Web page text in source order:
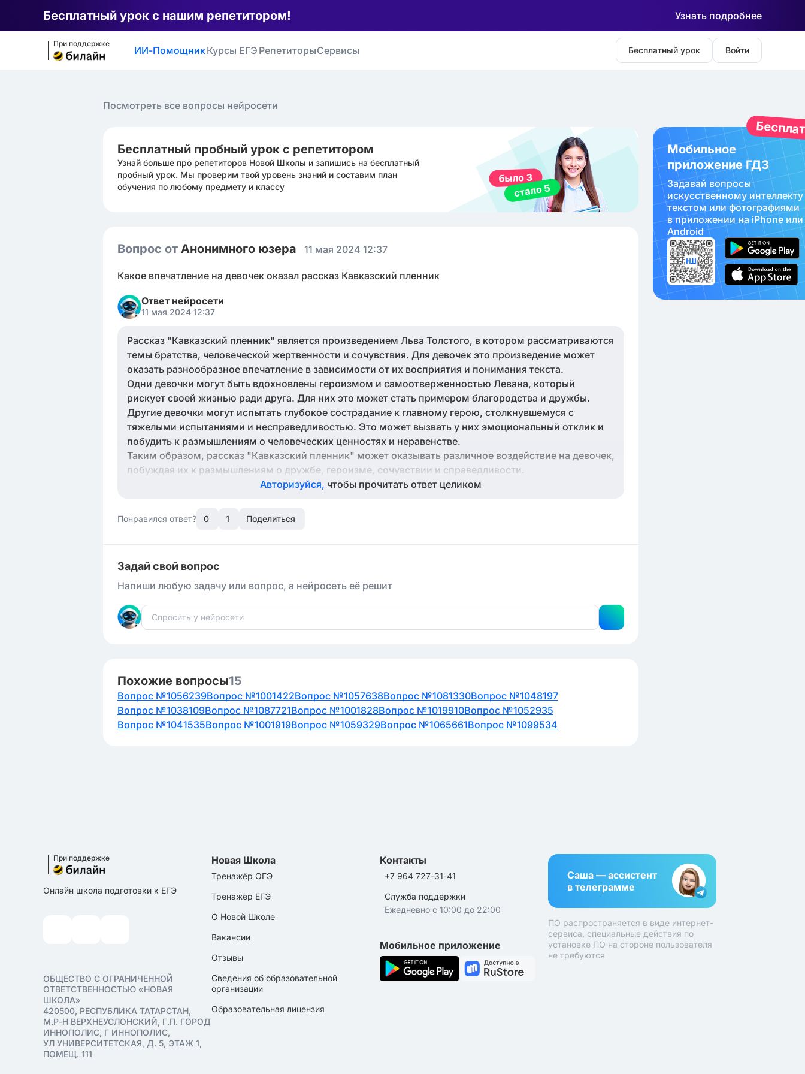
Бесплатный урок с нашим репетитором! Узнать подробнее
При поддержке
ИИ-ПомощникКурсы ЕГЭ РепетиторыСервисы Бесплатный урок Войти
Посмотреть все вопросы нейросети
Бесплатный пробный урок с репетитором
Узнай больше про репетиторов Новой Школы и запишись на бесплатный
пробный урок. Мы проверим твой уровень знаний и составим план
обучения по любому предмету и классу
Вопрос от Анонимного юзера 11 мая 2024 12:37
Какое впечатление на девочек оказал рассказ Кавказский пленник
Ответ нейросети
11 мая 2024 12:37
Рассказ "Кавказский пленник" является произведением Льва Толстого, в котором рассматриваются
темы братства, человеческой жертвенности и сочувствия. Для девочек это произведение может
оказать разнообразное впечатление в зависимости от их восприятия и понимания текста.
Одни девочки могут быть вдохновлены героизмом и самоотверженностью Левана, который
рискует своей жизнью ради друга. Для них это может стать примером благородства и дружбы.
Другие девочки могут испытать глубокое сострадание к главному герою, столкнувшемуся с
тяжелыми испытаниями и несправедливостью. Это может вызвать у них эмоциональный отклик и
побудить к размышлениям о человеческих ценностях и неравенстве.
Таким образом, рассказ "Кавказский пленник" может оказывать различное воздействие на девочек,
побуждая их к размышлениям о дружбе, героизме, сочувствии и справедливости.
Авторизуйся, чтобы прочитать ответ целиком
Понравился ответ? 0 1 Поделиться
Задай свой вопрос
Напиши любую задачу или вопрос, а нейросеть её решит
Похожие вопросы15
Вопрос №1056239Вопрос №1001422Вопрос №1057638Вопрос №1081330Вопрос №1048197
Вопрос №1038109Вопрос №1087721Вопрос №1001828Вопрос №1019910Вопрос №1052935
Вопрос №1041535Вопрос №1001919Вопрос №1059329Вопрос №1065661Вопрос №1099534
Мобильное
приложение ГДЗ
Задавай вопросы
искуcственному интеллекту
текстом или фотографиями
в приложении на iPhone или
Android
При поддержке
Онлайн школа подготовки к ЕГЭ
ОБЩЕСТВО С ОГРАНИЧЕННОЙ
ОТВЕТСТВЕННОСТЬЮ «НОВАЯ
ШКОЛА»
420500, РЕСПУБЛИКА ТАТАРСТАН,
М.Р-Н ВЕРХНЕУСЛОНСКИЙ, Г.П. ГОРОД
ИННОПОЛИС, Г ИННОПОЛИС,
УЛ УНИВЕРСИТЕТСКАЯ, Д. 5, ЭТАЖ 1,
ПОМЕЩ. 111
Новая Школа
Тренажёр ОГЭ
Тренажёр ЕГЭ
О Новой Школе
Вакансии
Отзывы
Сведения об образовательной
организации
Образовательная лицензия
Контакты
+7 964 727-31-41
Служба поддержки
Ежедневно с 10:00 до 22:00
Мобильное приложение
Саша — ассистент
в телеграмме
ПО распространяется в виде интернет-
сервиса, специальные действия по
установке ПО на стороне пользователя
не требуются